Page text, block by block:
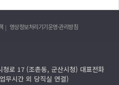
영상정보처리기기운영·관리방침
로 17 (조촌동, 군산시청) 대표전화
무시간 외 당직실 연결)